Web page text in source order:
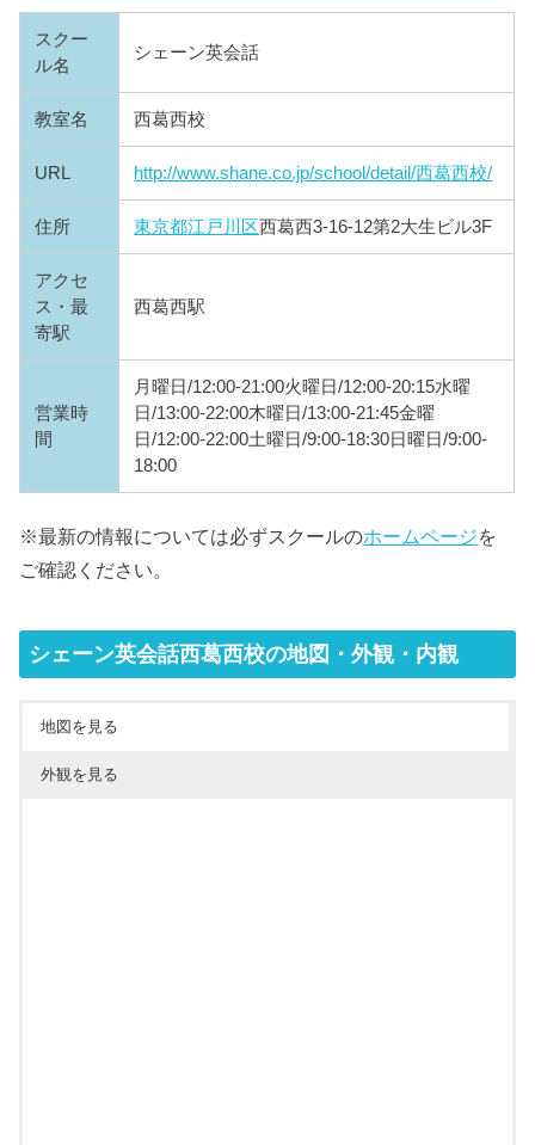
スクー
ル名
シェーン英会話
教室名 西葛西校
URL http://www.shane.co.jp/school/detail/西葛西校/
住所 東京都江戸川区西葛西3-16-12第2大生ビル3F
アクセ
ス・最
寄駅
西葛西駅
営業時
間
月曜日/12:00-21:00火曜日/12:00-20:15水曜
日/13:00-22:00木曜日/13:00-21:45金曜
日/12:00-22:00土曜日/9:00-18:30日曜日/9:00-
18:00
※最新の情報については必ずスクールのホームページを
ご確認ください。
シェーン英会話西葛西校の地図・外観・内観
地図を見る
外観を見る